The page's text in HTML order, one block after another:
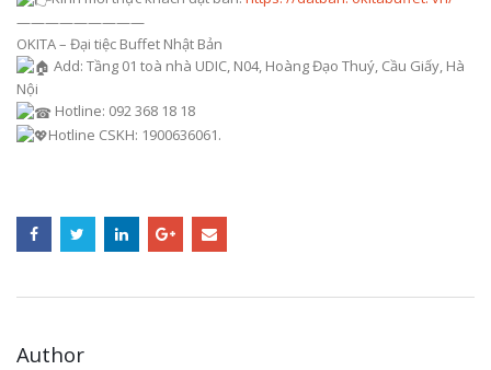
—————————
OKITA – Đại tiệc Buffet Nhật Bản
Add: Tầng 01 toà nhà UDIC, N04, Hoàng Đạo Thuý, Cầu Giấy, Hà
Nội
Hotline: 092 368 18 18
Hotline CSKH: 1900636061.
Author